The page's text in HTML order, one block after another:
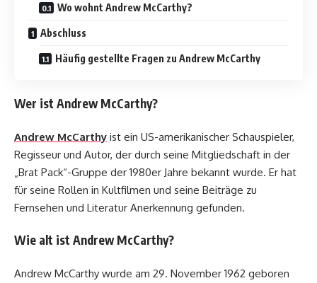
Wo wohnt Andrew McCarthy?
Abschluss
Häufig gestellte Fragen zu Andrew McCarthy
Wer ist Andrew McCarthy?
Andrew McCarthy ist ein US-amerikanischer Schauspieler,
Regisseur und Autor, der durch seine Mitgliedschaft in der
„Brat Pack“-Gruppe der 1980er Jahre bekannt wurde. Er hat
für seine Rollen in Kultfilmen und seine Beiträge zu
Fernsehen und Literatur Anerkennung gefunden.
Wie alt ist Andrew McCarthy?
Andrew McCarthy wurde am 29. November 1962 geboren